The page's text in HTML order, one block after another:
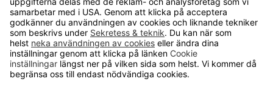
Köpvillkor
Därför ska du välja oss
Lediga jobb
Kvalitets- och miljöpolicy